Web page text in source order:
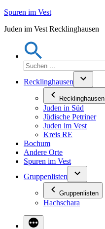
Zum
springen
Spuren im Vest
Juden im Vest Recklinghausen
Suchen
nach:
Recklinghausen
Recklinghausen
Juden in Süd
Jüdische Petriner
Juden im Vest
Kreis RE
Bochum
Andere Orte
Spuren im Vest
Gruppenlisten
Gruppenlisten
Hachschara